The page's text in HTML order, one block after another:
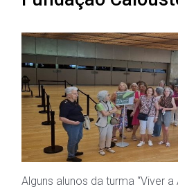
Alguns alunos da turma “Viver a